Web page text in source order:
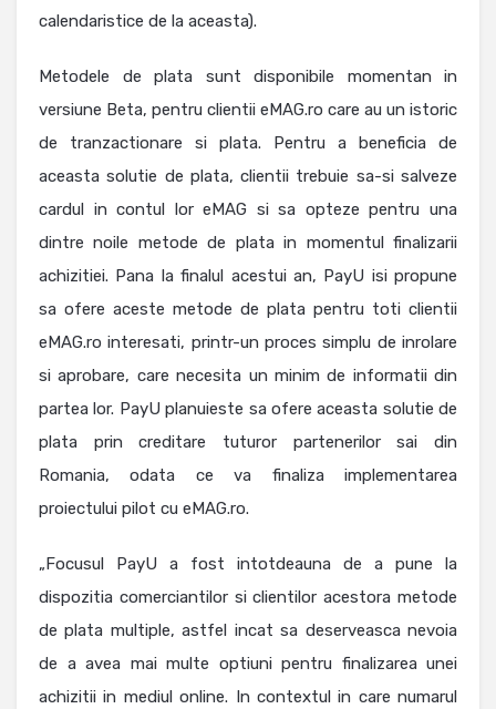
calendaristice de la aceasta).
Metodele de plata sunt disponibile momentan in
versiune Beta, pentru clientii eMAG.ro care au un istoric
de tranzactionare si plata. Pentru a beneficia de
aceasta solutie de plata, clientii trebuie sa-si salveze
cardul in contul lor eMAG si sa opteze pentru una
dintre noile metode de plata in momentul finalizarii
achizitiei. Pana la finalul acestui an, PayU isi propune
sa ofere aceste metode de plata pentru toti clientii
eMAG.ro interesati, printr-un proces simplu de inrolare
si aprobare, care necesita un minim de informatii din
partea lor. PayU planuieste sa ofere aceasta solutie de
plata prin creditare tuturor partenerilor sai din
Romania, odata ce va finaliza implementarea
proiectului pilot cu eMAG.ro.
„Focusul PayU a fost intotdeauna de a pune la
dispozitia comerciantilor si clientilor acestora metode
de plata multiple, astfel incat sa deserveasca nevoia
de a avea mai multe optiuni pentru finalizarea unei
achizitii in mediul online. In contextul in care numarul